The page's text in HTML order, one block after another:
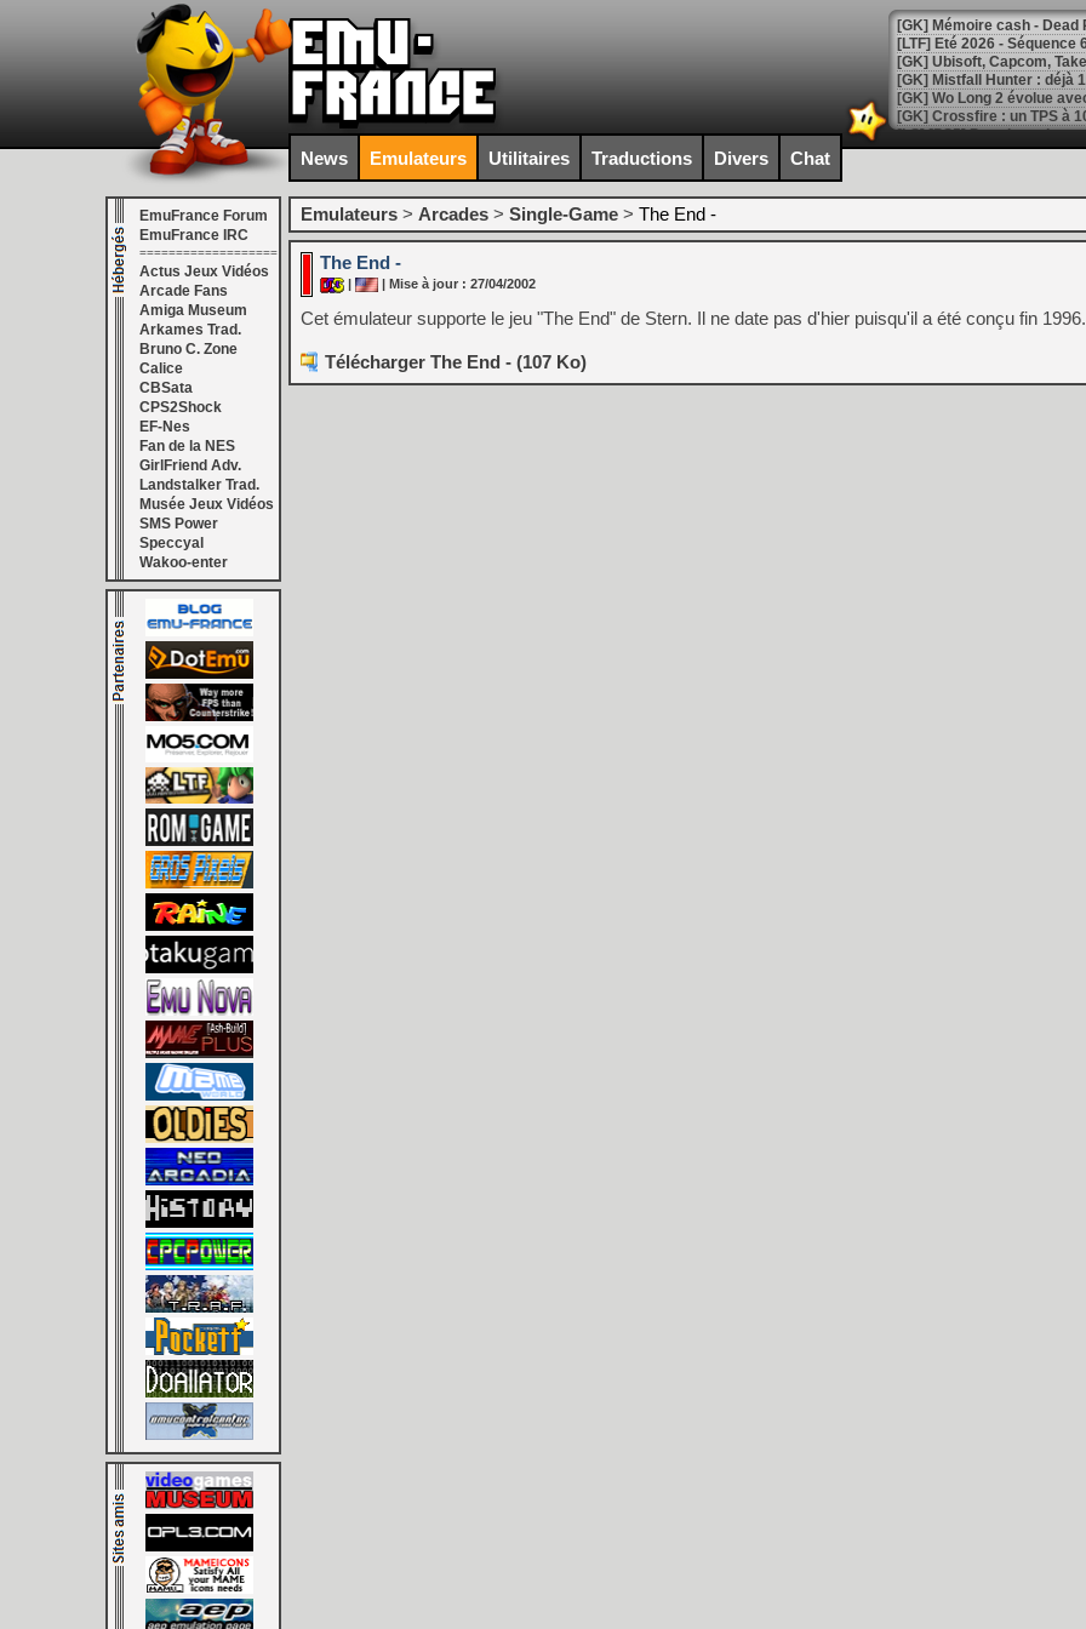
[LTF] Eté 2026 - Séquence
[GK] Mistfall Hunter : déjà
[GK] Wo Long 2 évolue
[GK] Crossfire : un TPS à
[LS] [PS5] Premiers
[Mo5] DOOM arrive en
[GK] Bethesda fête les 30
[GK] Roblox : l'action en
[GK] Agenda - GeForce
[GK] Devolver Digital en a
[LS] [PS5] ps5-y2jb-
[GK] Pourquoi Marvel
[GK] Test : Restory : Chill
[GK] GTA 6 : Rockstar
[GK] Hot Wheels Infinite
[GK] Mémoire cash -
[GK] Résultats Nintendo :
[GK] Déjà des
[Mo5] Brickboy cherche à
[GK] Minecraft et ses «
[GK] Beast of
[GK] Ubisoft : fin de partie
[GK] Mémoire cash -
[GK] Dan Houser (GTA)
[GK] Comment EA Sports
[GK] Crimson Moon : un
[GK] Isle of Reveries : le
[GK] Moonlighter 2 : The
[GK] Capcom relance
[GK] Guillermo del Toro
News Emulateurs Utilitaires Traductions Divers Chat
EmuFrance Forum
EmuFrance IRC
===================
Actus Jeux Vidéos
Arcade Fans
Amiga Museum
Arkames Trad.
Bruno C. Zone
Calice
CBSata
CPS2Shock
EF-Nes
Fan de la NES
GirlFriend Adv.
Landstalker Trad.
Musée Jeux Vidéos
SMS Power
Speccyal
Wakoo-enter
Emulateurs > Arcades > Single-Game > The End -
The End -
| | Mise à jour : 27/04/2002
Cet émulateur supporte le jeu "The End" de Stern. Il ne date pas d'hier puisqu'il a été conçu fin 1996.
Télécharger The End - (107 Ko)